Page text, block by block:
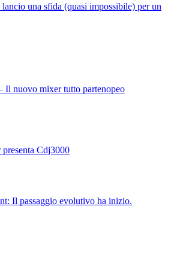
una sfida (quasi impossibile) per un
nuovo mixer tutto partenopeo
Cdj3000
Il passaggio evolutivo ha inizio.